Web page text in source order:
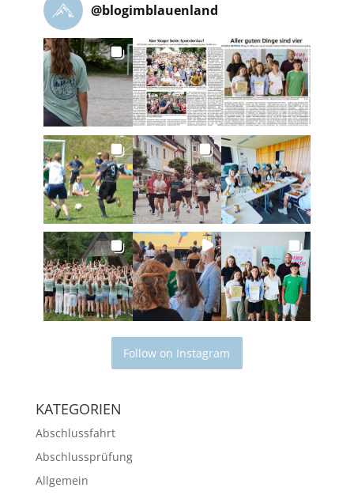
@blogimblauenland
Follow on Instagram
KATEGORIEN
Abschlussfahrt
Abschlussprüfung
Allgemein